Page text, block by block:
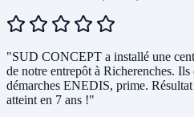
"SUD CONCEPT a installé une
de notre entrepôt à Richerenches.
démarches ENEDIS, prime.
atteint en 7 ans !"